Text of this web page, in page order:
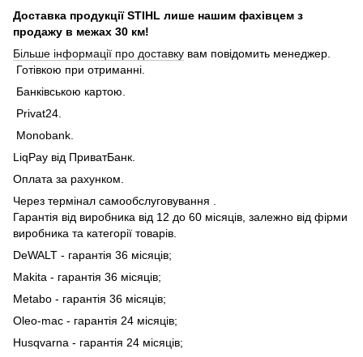
Доставка продукції STIHL лише нашим фахівцем з
продажу в межах 30 км!
Більше інформації про доставку вам повідомить менеджер.
Готівкою при отриманні.
Банківською картою.
Privat24.
Monobank.
LiqPay від ПриватБанк.
Оплата за рахунком.
Через термінал самообслуговування .
Гарантія від виробника від 12 до 60 місяців, залежно від фірми
виробника та категорії товарів.
DeWALT - гарантія 36 місяців;
Makita - гарантія 36 місяців;
Metabo - гарантія 36 місяців;
Oleo-mac - гарантія 24 місяців;
Husqvarna - гарантія 24 місяців;